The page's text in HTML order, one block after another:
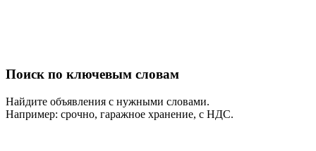
Поиск по ключевым словам
Найдите объявления с нужными словами.
Например: срочно, гаражное хранение, с НДС.